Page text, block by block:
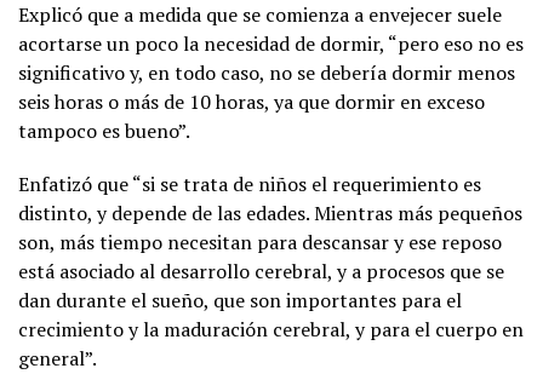
Explicó que a medida que se comienza a envejecer suele
acortarse un poco la necesidad de dormir, “pero eso no es
significativo y, en todo caso, no se debería dormir menos
seis horas o más de 10 horas, ya que dormir en exceso
tampoco es bueno”.
Enfatizó que “si se trata de niños el requerimiento es
distinto, y depende de las edades. Mientras más pequeños
son, más tiempo necesitan para descansar y ese reposo
está asociado al desarrollo cerebral, y a procesos que se
dan durante el sueño, que son importantes para el
crecimiento y la maduración cerebral, y para el cuerpo en
general”.